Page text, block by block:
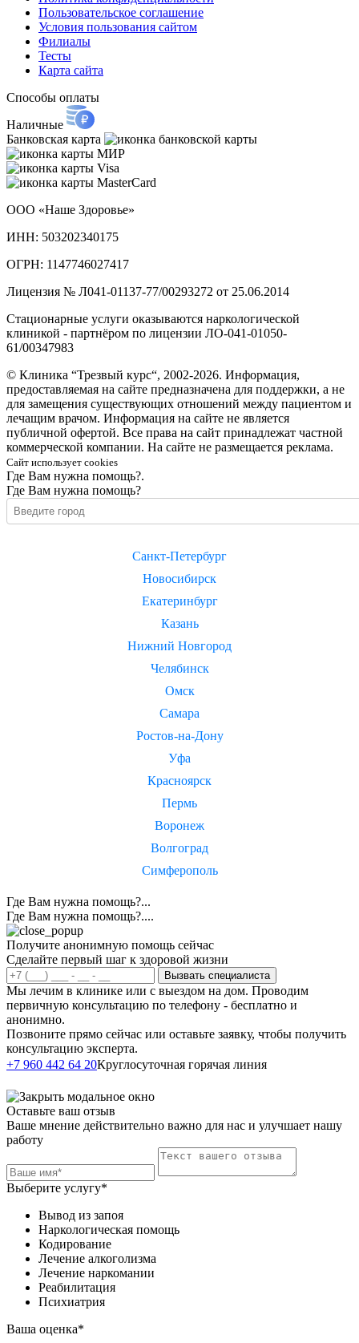
Пользовательское cоглашение
Условия пользования сайтом
Филиалы
Тесты
Карта сайта
Способы оплаты
Наличные
Банковская карта
ООО «Наше Здоровье»
ИНН: 503202340175
ОГРН: 1147746027417
Лицензия № Л041-01137-77/00293272 от 25.06.2014
Стационарные услуги оказываются наркологической
клиникой - партнёром по лицензии ЛО-041-01050-
61/00347983
© Клиника “Трезвый курс“, 2002-2026. Информация,
предоставляемая на сайте предназначена для поддержки, а не
для замещения существующих отношений между пациентом и
лечащим врачом. Информация на сайте не является
публичной офертой. Все права на сайт принадлежат частной
коммерческой компании. На сайте не размещается реклама.
Сайт использует cookies
Где Вам нужна помощь?.
Где Вам нужна помощь?
Санкт-Петербург
Новосибирск
Екатеринбург
Казань
Нижний Новгород
Челябинск
Омск
Самара
Ростов-на-Дону
Уфа
Красноярск
Пермь
Воронеж
Волгоград
Симферополь
Где Вам нужна помощь?...
Где Вам нужна помощь?....
Получите анонимную помощь сейчас
Сделайте первый шаг к здоровой жизни
Вызвать специалиста
Мы лечим в клинике или с выездом на дом. Проводим
первичную консультацию по телефону - бесплатно и
анонимно.
Позвоните прямо сейчас или оставьте заявку, чтобы получить
консультацию эксперта.
+7 960 442 64 20Круглосуточная горячая линия
Оставьте ваш отзыв
Ваше мнение действительно важно для нас и улучшает нашу
работу
Выберите услугу*
Вывод из запоя
Наркологическая помощь
Кодирование
Лечение алкоголизма
Лечение наркомании
Реабилитация
Психиатрия
Ваша оценка*